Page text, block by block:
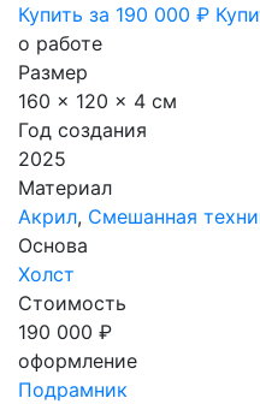
Купить за 190 000 ₽
о работе
Размер
160 x 120 x 4 см
Год создания
2025
Материал
Акрил, Смешанная
Основа
Холст
Стоимость
190 000 ₽
оформление
Подрамник